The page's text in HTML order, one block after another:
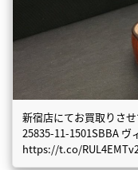
新宿店にてお買取りさ
25835-11-1501SBBA
https://t.co/